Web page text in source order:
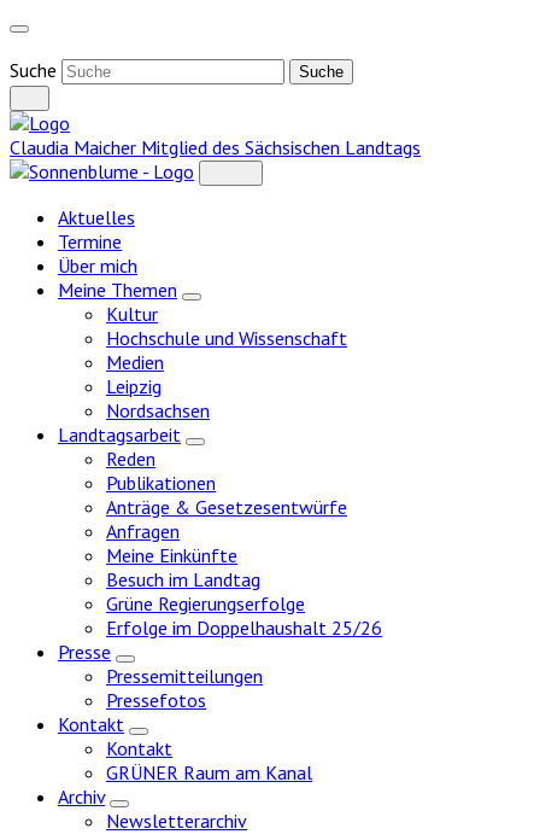
Weiter
Inhalt
Suche
Claudia Maicher Mitglied des Sächsischen Landtags
Aktuelles
Termine
Über mich
Meine Themen
Zeige
Kultur
Hochschule und Wissenschaft
Medien
Leipzig
Nordsachsen
Landtagsarbeit
Zeige
Reden
Publikationen
Anträge & Gesetzesentwürfe
Anfragen
Meine Einkünfte
Besuch im Landtag
Grüne Regierungserfolge
Erfolge im Doppelhaushalt 25/26
Presse
Zeige
Untermenü
Pressemitteilungen
Pressefotos
Kontakt
Zeige
Untermenü
Kontakt
GRÜNER Raum am Kanal
Archiv
Zeige
Untermenü
Newsletterarchiv